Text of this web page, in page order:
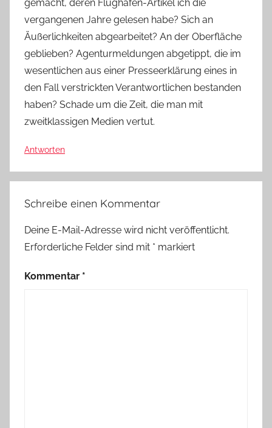
gemacht, deren Flughafen-Artikel ich die
vergangenen Jahre gelesen habe? Sich an
Äußerlichkeiten abgearbeitet? An der Oberfläche
geblieben? Agenturmeldungen abgetippt, die im
wesentlichen aus einer Presseerklärung eines in
den Fall verstrickten Verantwortlichen bestanden
haben? Schade um die Zeit, die man mit
zweitklassigen Medien vertut.
Antworten
Schreibe einen Kommentar
Deine E-Mail-Adresse wird nicht veröffentlicht.
Erforderliche Felder sind mit * markiert
Kommentar *